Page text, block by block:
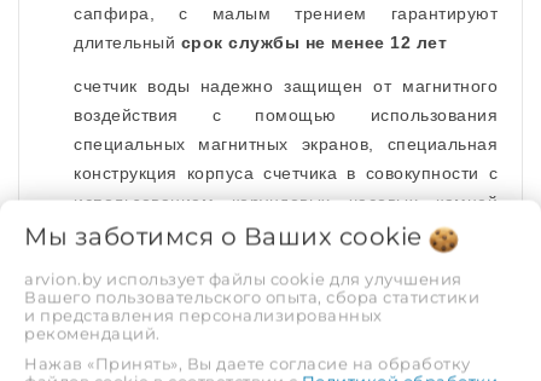
сапфира, с малым трением гарантируют
длительный срок службы не менее 12 лет
счетчик воды надежно защищен от магнитного
воздействия с помощью использования
специальных магнитных экранов, специальная
конструкция корпуса счетчика в совокупности с
использованием корундовых часовых камней
обеспечивает высокую точность измерений на
протяжении всего срока эксплуатации прибора
диапазон расходов, в которых могут
эксплуатироваться данные счетчики воды,
позволяют охватить два метрологических класса
Мы заботимся о Ваших cookie
arvion.by использует файлы cookie для улучшения
Вашего пользовательского опыта, сбора статистики
и представления персонализированных
рекомендаций.
Нажав «Принять», Вы даете согласие на обработку